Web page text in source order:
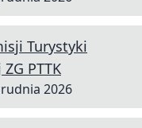
Turystyki
PTTK
2026